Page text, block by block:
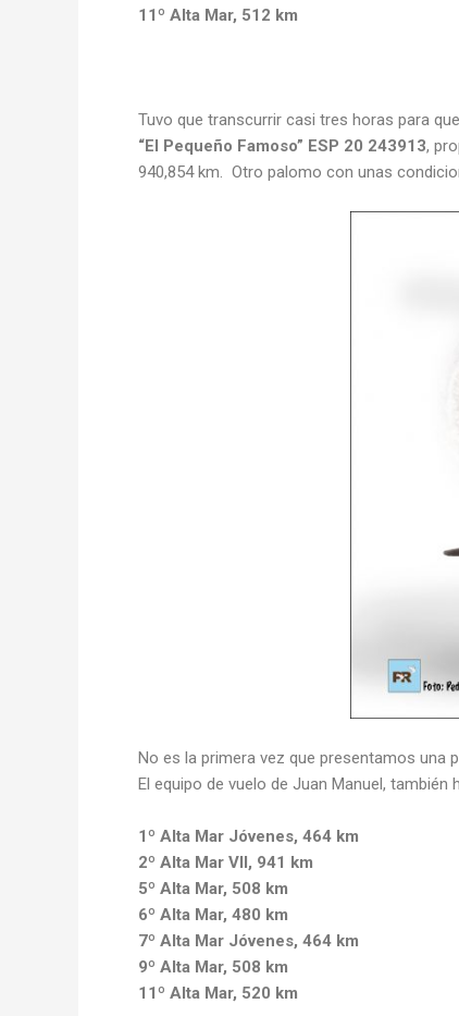
11º Alta Mar, 512 km
Tuvo que transcurrir casi tres horas para
“El Pequeño Famoso” ESP 20 243913,
940,854 km. Otro palomo con unas
No es la primera vez que presentamos una
El equipo de vuelo de Juan Manuel,
1º Alta Mar Jóvenes, 464 km
2º Alta Mar VII, 941 km
5º Alta Mar, 508 km
6º Alta Mar, 480 km
7º Alta Mar Jóvenes, 464 km
9º Alta Mar, 508 km
11º Alta Mar, 520 km